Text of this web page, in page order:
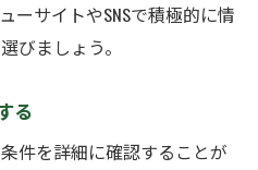
ーサイトやSNSで積極的に情
びましょう。
る
件を詳細に確認することが